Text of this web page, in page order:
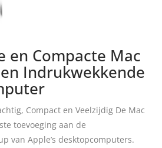
en Compacte Mac
Indrukwekkende
Compact en Veelzijdig De Mac
toevoeging aan de
van Apple’s desktopcomputers.